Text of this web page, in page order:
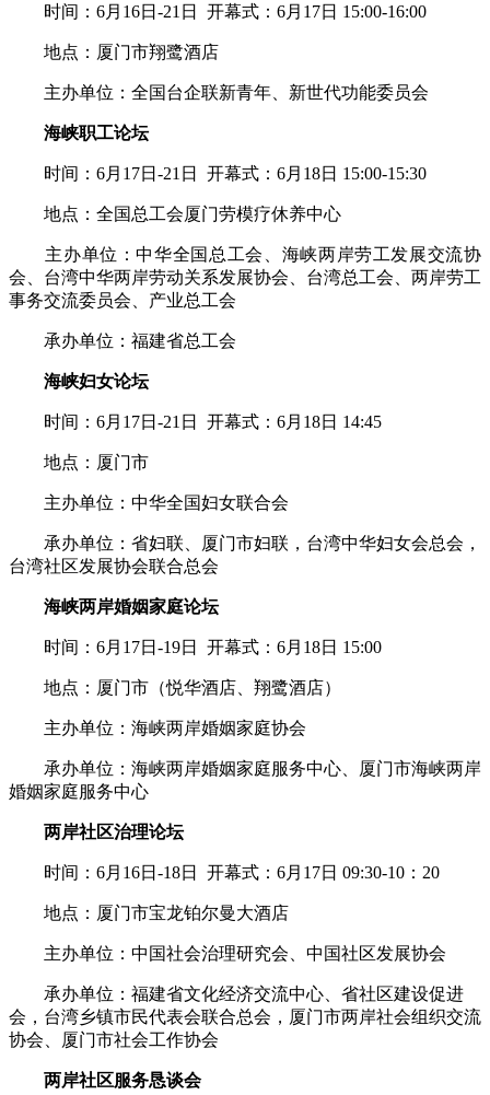
时间：6月16日-21日 开幕式：6月17日 15:00-16:00
地点：厦门市翔鹭酒店
主办单位：全国台企联新青年、新世代功能委员会
海峡职工论坛
时间：6月17日-21日 开幕式：6月18日 15:00-15:30
地点：全国总工会厦门劳模疗休养中心
主办单位：中华全国总工会、海峡两岸劳工发展交流协
会、台湾中华两岸劳动关系发展协会、台湾总工会、两岸劳工
事务交流委员会、产业总工会
承办单位：福建省总工会
海峡妇女论坛
时间：6月17日-21日 开幕式：6月18日 14:45
地点：厦门市
主办单位：中华全国妇女联合会
承办单位：省妇联、厦门市妇联，台湾中华妇女会总会，
台湾社区发展协会联合总会
海峡两岸婚姻家庭论坛
时间：6月17日-19日 开幕式：6月18日 15:00
地点：厦门市（悦华酒店、翔鹭酒店）
主办单位：海峡两岸婚姻家庭协会
承办单位：海峡两岸婚姻家庭服务中心、厦门市海峡两岸
婚姻家庭服务中心
两岸社区治理论坛
时间：6月16日-18日 开幕式：6月17日 09:30-10：20
地点：厦门市宝龙铂尔曼大酒店
主办单位：中国社会治理研究会、中国社区发展协会
承办单位：福建省文化经济交流中心、省社区建设促进
会，台湾乡镇市民代表会联合总会，厦门市两岸社会组织交流
协会、厦门市社会工作协会
两岸社区服务恳谈会